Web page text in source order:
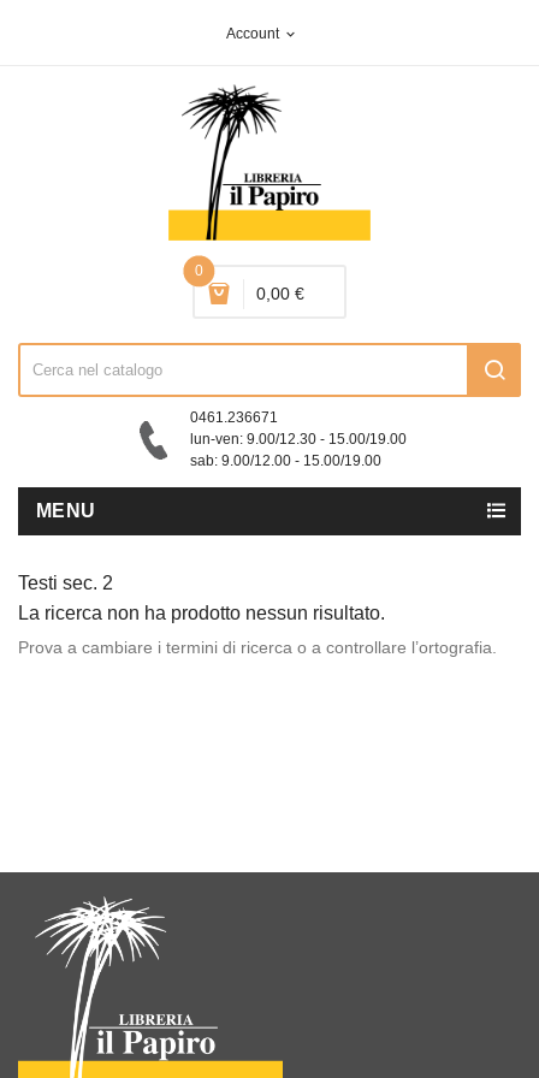
Account expand_more
0
0,00 €
0461.236671
lun-ven: 9.00/12.30 - 15.00/19.00
sab: 9.00/12.00 - 15.00/19.00
MENU
Testi sec. 2
La ricerca non ha prodotto nessun risultato.
Prova a cambiare i termini di ricerca o a controllare l’ortografia.